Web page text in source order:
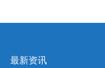
最新资讯